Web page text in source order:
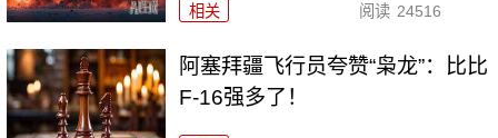
相关 阅读 24516
阿塞拜疆飞行员夸赞“枭龙”：比比
F-16强多了！